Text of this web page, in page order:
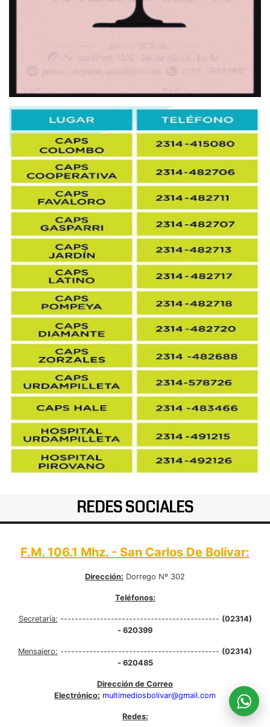
REDES SOCIALES
F.M. 106.1 Mhz. - San Carlos De Bolívar:
Dirección: Dorrego Nº 302
Teléfonos:
Secretaría: -------------------------------------------- (02314)
- 620399
Mensajero: -------------------------------------------- (02314)
- 620485
Dirección de Correo
Electrónico: multimediosbolivar@gmail.com
Redes: